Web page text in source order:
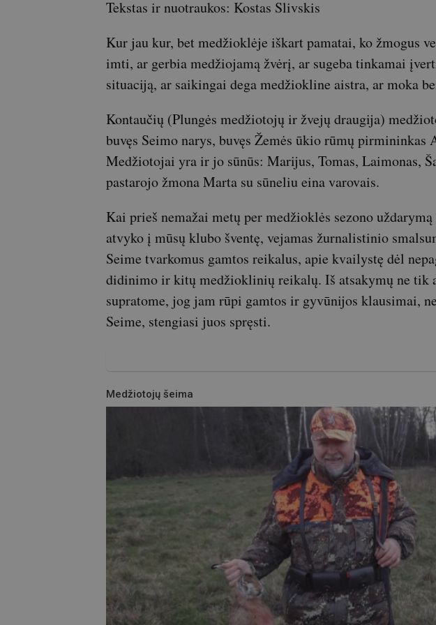
Tekstas ir nuotraukos: Kostas Slivskis
Kur jau kur, bet medžioklėje iškart pamatai, ko žmogus
imti, ar gerbia medžiojamą žvėrį, ar sugeba tinkamai
situaciją, ar saikingai dega medžiokline aistra, ar moka
Kontaučių (Plungės medžiotojų ir žvejų draugija)
buvęs Seimo narys, buvęs Žemės ūkio rūmų pirmininkas
Medžiotojai yra ir jo sūnūs: Marijus, Tomas, Laimonas,
pastarojo žmona Marta su sūneliu eina varovais.
Kai prieš nemažai metų per medžioklės sezono
atvyko į mūsų klubo šventę, vejamas žurnalistinio
Seime tvarkomus gamtos reikalus, apie kvailystę dėl
didinimo ir kitų medžioklinių reikalų. Iš atsakymų ne tik
supratome, jog jam rūpi gamtos ir gyvūnijos klausimai,
Seime, stengiasi juos spręsti.
Medžiotojų šeima